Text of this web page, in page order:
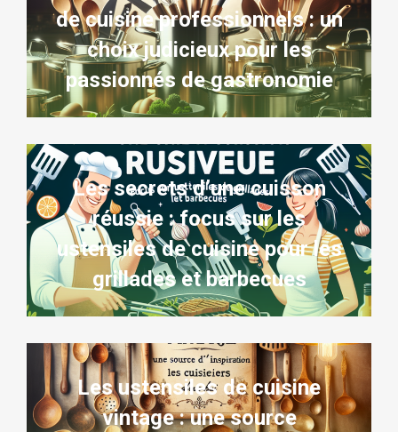
de cuisine professionnels : un
choix judicieux pour les
passionnés de gastronomie
Les secrets d’une cuisson
réussie : focus sur les
ustensiles de cuisine pour les
grillades et barbecues
Les ustensiles de cuisine
vintage : une source